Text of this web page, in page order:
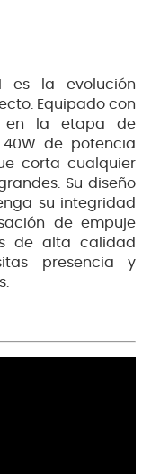
es la evolución
Equipado con
en la etapa de
de potencia
corta cualquier
Su diseño
su integridad
de empuje
de alta calidad
presencia y